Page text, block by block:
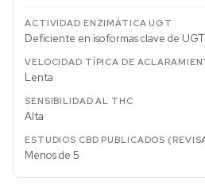
Deficiente en isoformas clave de UGT
Lenta
Alta
Menos de 5